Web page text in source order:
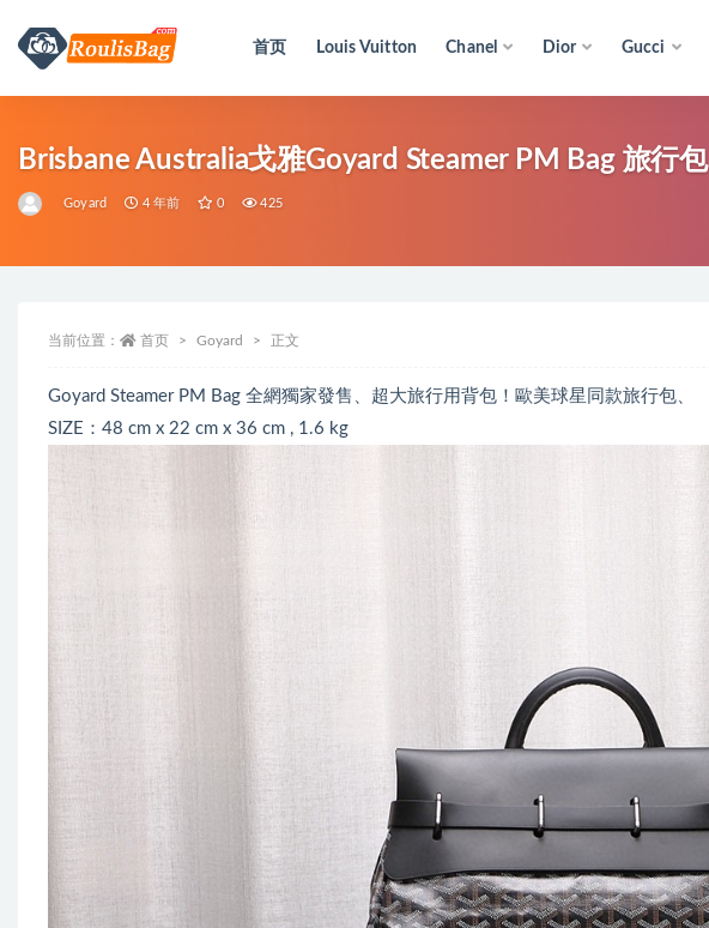
首页 Louis Vuitton Chanel Dior Gucci
Brisbane Australia戈雅Goyard Steamer PM Bag 旅行包
Goyard 4 年前 0 425
当前位置： 首页 Goyard 正文
Goyard Steamer PM Bag 全網獨家發售、超大旅行用背包！歐美球星同款旅行包、
SIZE：48 cm x 22 cm x 36 cm , 1.6 kg